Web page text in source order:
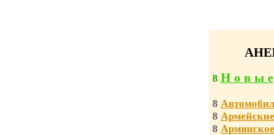
8 Н о в ы е
8
8 Армейские
8